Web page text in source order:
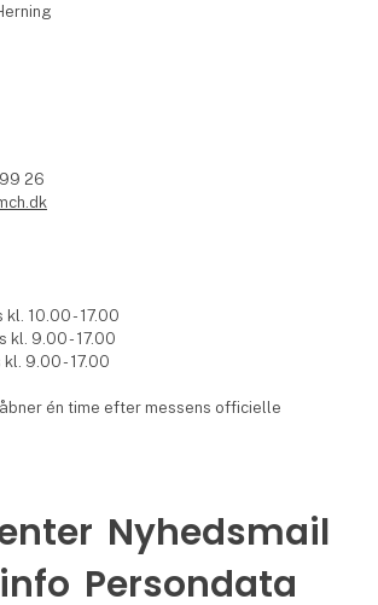
26
10.00 - 17.00
kl. 9.00 - 17.00
9.00 - 17.00
én time efter messens officielle
Nyhedsmail
Persondata